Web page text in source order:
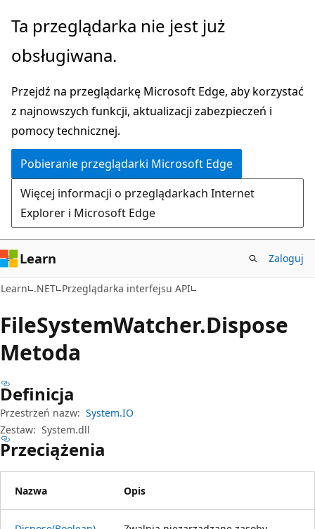
Przejdź
głównej
Przejdź
nawigacji
stronie
Ta przeglądarka nie jest już
obsługiwana.
Przejdź na przeglądarkę Microsoft Edge, aby korzystać
z najnowszych funkcji, aktualizacji zabezpieczeń i
pomocy technicznej.
Pobieranie przeglądarki Microsoft Edge
Więcej informacji o przeglądarkach Internet
Explorer i Microsoft Edge
Learn Zaloguj
Learn .NET Przeglądarka interfejsu API
FileSystemWatcher.Dispose
Metoda
Definicja
Przestrzeń nazw: System.IO
Zestaw: System.dll
Przeciążenia
Nazwa Opis